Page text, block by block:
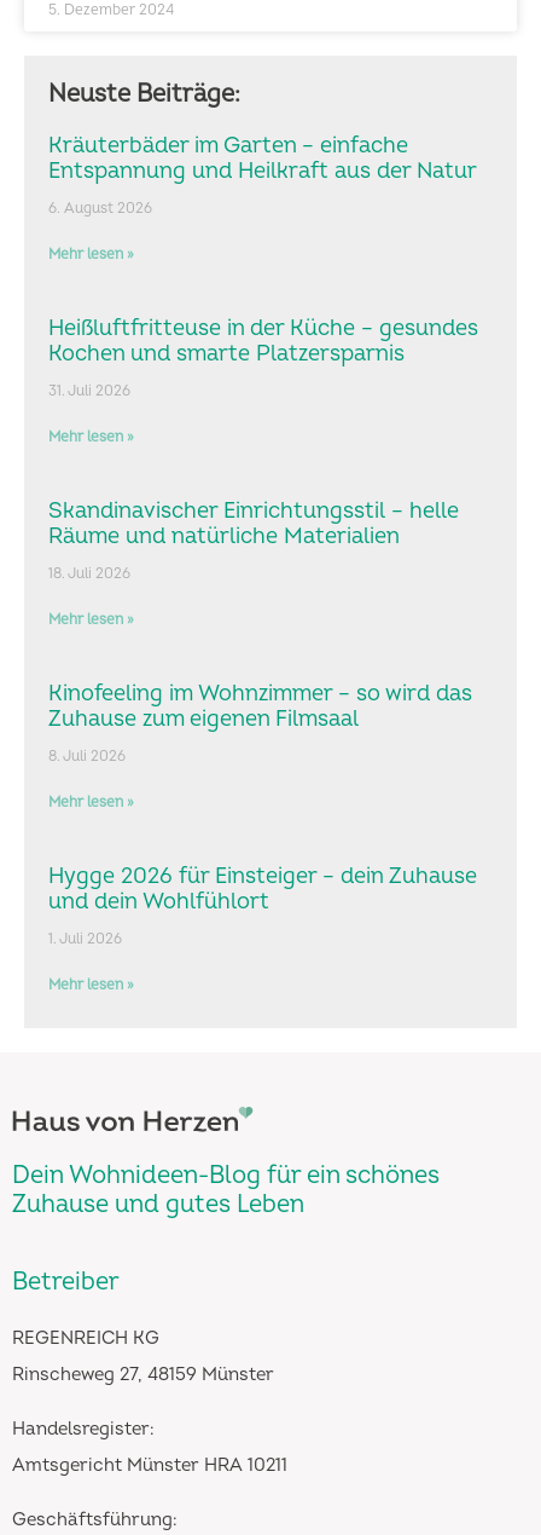
5. Dezember 2024
Neuste Beiträge:
Kräuterbäder im Garten – einfache
Entspannung und Heilkraft aus der Natur
6. August 2026
Mehr lesen »
Heißluftfritteuse in der Küche – gesundes
Kochen und smarte Platzersparnis
31. Juli 2026
Mehr lesen »
Skandinavischer Einrichtungsstil – helle
Räume und natürliche Materialien
18. Juli 2026
Mehr lesen »
Kinofeeling im Wohnzimmer – so wird das
Zuhause zum eigenen Filmsaal
8. Juli 2026
Mehr lesen »
Hygge 2026 für Einsteiger – dein Zuhause
und dein Wohlfühlort
1. Juli 2026
Mehr lesen »
Dein Wohnideen-Blog für ein schönes
Zuhause und gutes Leben
Betreiber
REGENREICH KG
Rinscheweg 27, 48159 Münster
Handelsregister:
Amtsgericht Münster HRA 10211
Geschäftsführung: